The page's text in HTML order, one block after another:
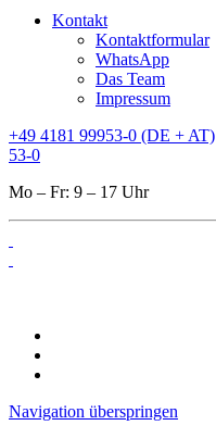
Kontakt
Kontaktformular
WhatsApp
Das Team
Impressum
+49 4181 99953-0 (DE + AT)
53-0
Mo – Fr: 9 – 17 Uhr
Navigation überspringen